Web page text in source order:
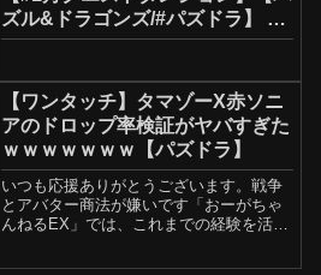
ズル&ドラゴンズ/#パズドラ】 #
四ノ宮キコル
【ワンタッチ】タマゾーX赤ソニ
アのドロップ率検証がヤバすぎた
ｗｗｗｗｗｗｗ【パズドラ】
いつも応援ありがとうございます。戦争
とアバター商法が嫌いです「おーがちゃ
んねるEX」では、これまでの経験を活か